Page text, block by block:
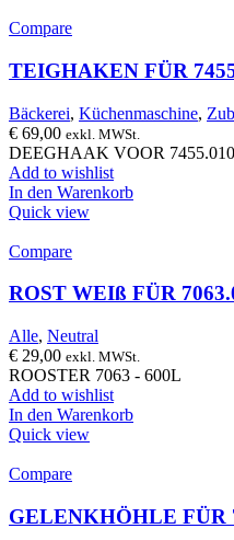
Compare
TEIGHAKEN FÜR
Bäckerei, Küchenmaschine,
€ 69,00 exkl. MWSt.
DEEGHAAK VOOR
Add to wishlist
In den Warenkorb
Quick view
Compare
ROST WEIß FÜR
Alle, Neutral
€ 29,00 exkl. MWSt.
ROOSTER 7063 - 600L
Add to wishlist
In den Warenkorb
Quick view
Compare
GELENKHÖHLE FÜR